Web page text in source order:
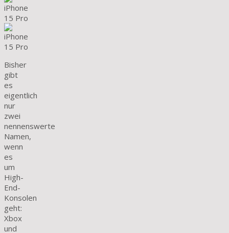
Bisher
gibt
es
eigentlich
nur
zwei
nennenswerte
Namen,
wenn
es
um
High-
End-
Konsolen
geht:
Xbox
und